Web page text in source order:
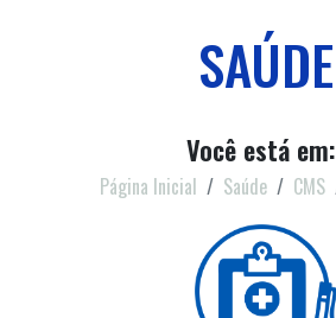
SAÚDE
Você está em:
Página Inicial Saúde CMS